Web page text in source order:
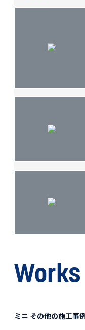
Works
ミニ その他の施工事